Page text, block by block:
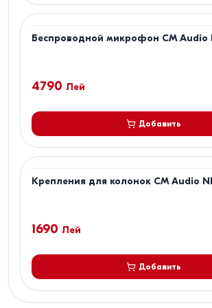
Беспроводной микрофон CM Audio
4790 Лей
Добавить
Крепления для колонок CM Audio
1690 Лей
Добавить